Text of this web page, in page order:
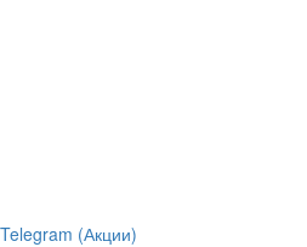
Telegram (Акции)